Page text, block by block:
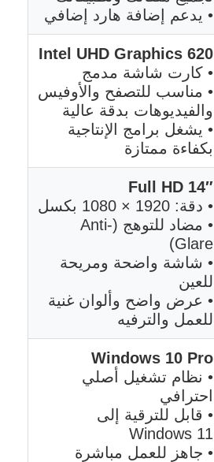
• يدعم إضافة هارد إضافي
Intel UHD Graphics 620
• كارت شاشة مدمج
• مناسب للتصفح والأوفيس
والفيديوهات بدقة عالية
• يشغل برامج الإنتاجية
بكفاءة ممتازة
14″ Full HD
• دقة: 1920 × 1080 بكسل
• مضاد للتوهج (Anti-
Glare)
• شاشة واضحة ومريحة
للعين
• عرض واضح وألوان غنية
للعمل والترفيه
Windows 10 Pro
• نظام تشغيل أصلي
احترافي
• قابل للترقية إلى
Windows 11
• جاهز للعمل مباشرة